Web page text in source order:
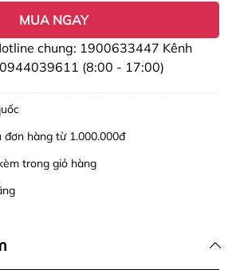
MUA NGAY
chung: 1900633447 Kênh
(8:00 - 17:00)
đơn hàng từ 1.000.000đ
trong giỏ hàng